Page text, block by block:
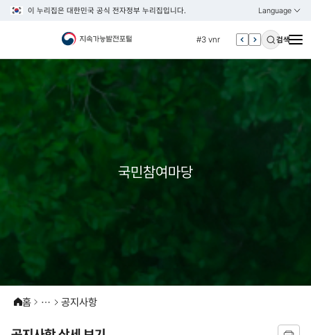
이 누리집은 대한민국 공식 전자정부 누리집입니다. Language
열기
KOREAN
ENGLISH
#3 vnr
#4 관세
검색
국민참여마당
홈 공지사항